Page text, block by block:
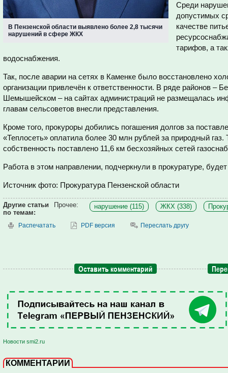
В Пензенской области выявлено более 2,8 тысячи
нарушений в сфере ЖКХ
Среди
допустимых
качестве
тарифов, а
водоснабжения.
Так, после аварии на сетях в Каменке было восстановлено
организации привлечён к ответственности. В ряде районов –
Шемышейском – на сайтах администраций не размещалась
главам сельсоветов внесли представления.
Кроме того, прокуроры добились погашения долгов за
«Теплосеть» оплатила более 30 млн рублей за природный
собственность поставлено 11,6 км бесхозяйных сетей
Работа в этом направлении, подчеркнули в прокуратуре,
Источник фото: Прокуратура Пензенской области
Другие статьи
по темам:
Прочее: нарушение (115) ЖКХ (338)
Распечатать PDF версия Переслать другу
Оставить комментарий
Новости smi2.ru
КОММЕНТАРИИ